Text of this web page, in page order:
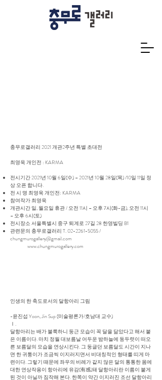
충무로갤러리 2021 개관2주년 특별 초대전
최영욱 개인전 : KARMA
전시기간 2021년 10월 6일(수) – 2021년 10월 28일(목) /10일 11일 정
상 오픈 합니다.
전 시 명 최영욱 개인전: KARMA
참여작가 최영욱
개관시간 일, 월요일 휴관 / 오전 11시 – 오후 7시(화-금), 오전 11시
– 오후 6시(토)
전시장소 서울특별시 중구 퇴계로 27길 28 한영빌딩 B1
관련문의 충무로갤러리 T.02-2261-5055/
chungmurogallery@gmail.com
www.chungmurogallery.com
인생의 한 축도로서의 달항아리 그림
-윤진섭 Yoon, Jin Sup (미술평론가/호남대 교수)
Ⅰ.
달항아리는 배가 불룩하니 둥근 모습이 꼭 달을 닮았다고 해서 붙
은 이름이다. 마치 정월 대보름날 어두운 밤하늘에 둥두렷이 떠오
른 보름달의 모습을 연상시킨다. 그 둥글던 보름달도 시간이 지나
면 한 귀퉁이가 조금씩 이지러지면서 비대칭적인 형태를 띠게 마
련이다. 그렇기 때문에 좌우의 비례가 같지 않은 달의 통통한 몸에
대한 연상작용이 항아리에 유감(有感)돼 달항아리란 이름이 붙게
된 것이 아닐까 짐작해 본다. 한쪽이 약간 이지러진 조선 달항아리